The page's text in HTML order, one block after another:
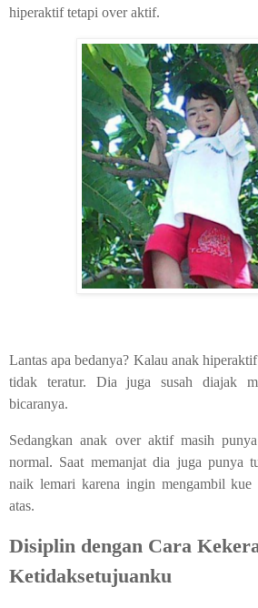
hiperaktif tetapi over aktif.
Lantas apa bedanya? Kalau anak
tidak teratur. Dia juga susah diajak
bicaranya.
Sedangkan anak over aktif masih
normal. Saat memanjat dia juga punya
naik lemari karena ingin mengambil
atas.
Disiplin dengan Cara
Ketidaksetujuanku